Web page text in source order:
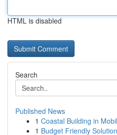
HTML is disabled
Search
Published News
1 Coastal Building in
1 Budget Friendly